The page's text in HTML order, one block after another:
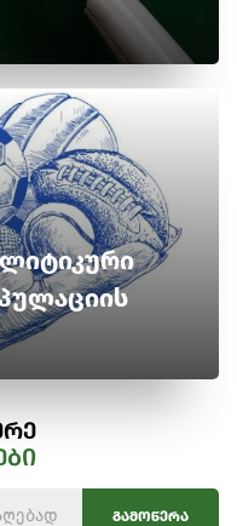
გამოწერა